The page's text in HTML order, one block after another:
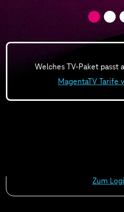
Welches TV-Paket passt
MagentaTV Tarife
Zum